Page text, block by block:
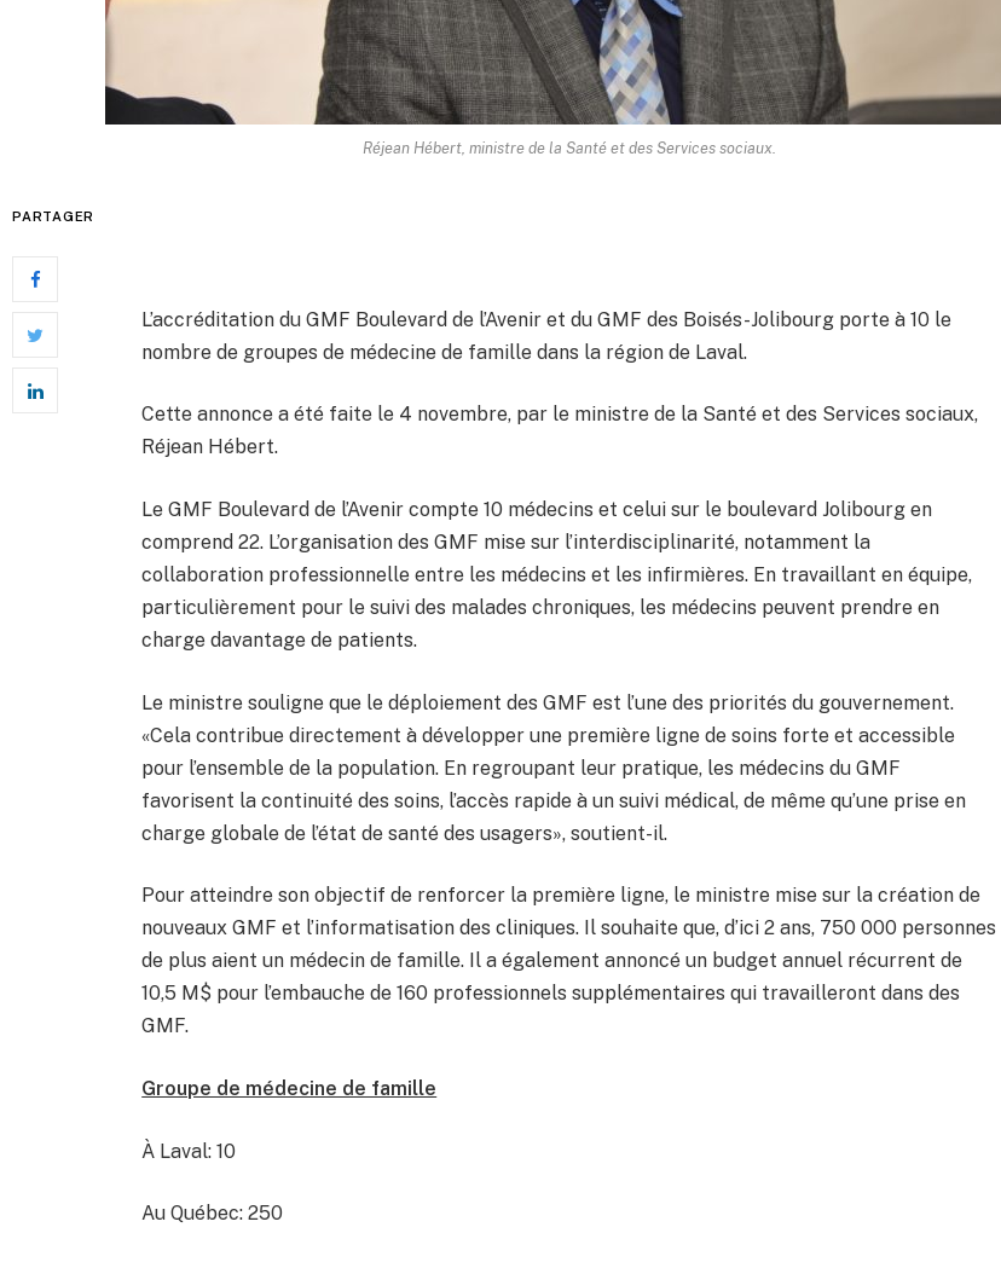
Réjean Hébert, ministre de la Santé et des Services sociaux.
PARTAGER
L’accréditation du GMF Boulevard de l’Avenir et du GMF des Boisés-Jolibourg porte à 10 le
nombre de groupes de médecine de famille dans la région de Laval.
Cette annonce a été faite le 4 novembre, par le ministre de la Santé et des Services sociaux,
Réjean Hébert.
Le GMF Boulevard de l’Avenir compte 10 médecins et celui sur le boulevard Jolibourg en
comprend 22. L’organisation des GMF mise sur l’interdisciplinarité, notamment la
collaboration professionnelle entre les médecins et les infirmières. En travaillant en équipe,
particulièrement pour le suivi des malades chroniques, les médecins peuvent prendre en
charge davantage de patients.
Le ministre souligne que le déploiement des GMF est l’une des priorités du gouvernement.
«Cela contribue directement à développer une première ligne de soins forte et accessible
pour l’ensemble de la population. En regroupant leur pratique, les médecins du GMF
favorisent la continuité des soins, l’accès rapide à un suivi médical, de même qu’une prise en
charge globale de l’état de santé des usagers», soutient-il.
Pour atteindre son objectif de renforcer la première ligne, le ministre mise sur la création de
nouveaux GMF et l’informatisation des cliniques. Il souhaite que, d’ici 2 ans, 750 000 personnes
de plus aient un médecin de famille. Il a également annoncé un budget annuel récurrent de
10,5 M$ pour l’embauche de 160 professionnels supplémentaires qui travailleront dans des
GMF.
Groupe de médecine de famille
À Laval: 10
Au Québec: 250